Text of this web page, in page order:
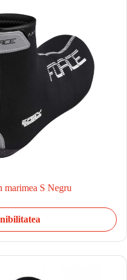
marimea S Negru